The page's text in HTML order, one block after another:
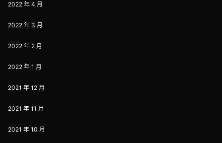
2022 年 4 月
2022 年 3 月
2022 年 2 月
2022 年 1 月
2021 年 12 月
2021 年 11 月
2021 年 10 月